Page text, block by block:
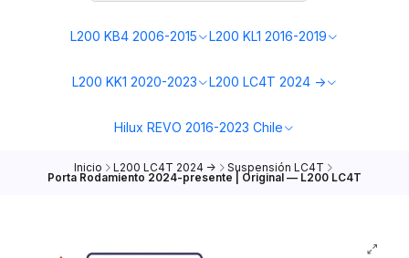
L200 KB4 2006-2015 L200 KL1 2016-2019
L200 KK1 2020-2023 L200 LC4T 2024 ->
Hilux REVO 2016-2023 Chile
Inicio L200 LC4T 2024 -> Suspensión LC4T
Porta Rodamiento 2024-presente | Original — L200 LC4T